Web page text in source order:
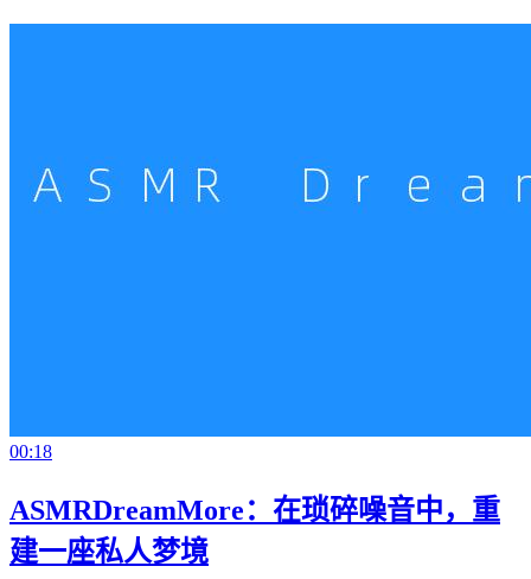
00:18
ASMRDreamMore：在琐碎噪音中，重
建一座私人梦境